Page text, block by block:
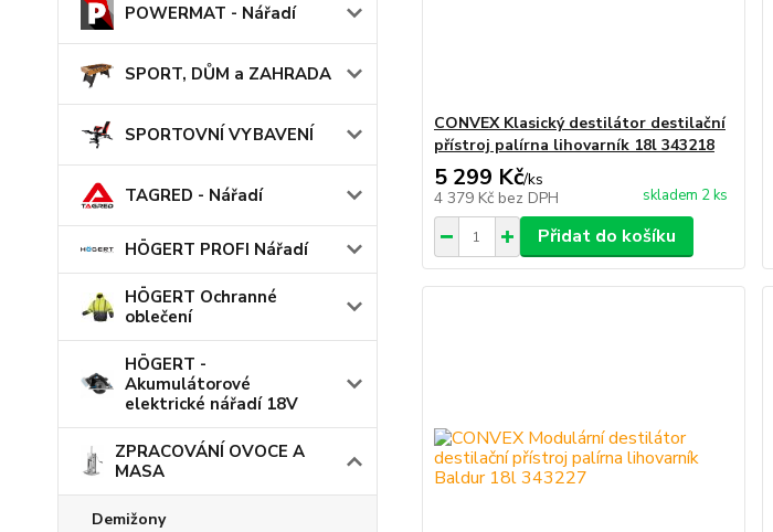
POWERMAT - Nářadí
SPORT, DŮM a ZAHRADA
SPORTOVNÍ VYBAVENÍ
TAGRED - Nářadí
HÖGERT PROFI Nářadí
HÖGERT Ochranné
oblečení
HÖGERT -
Akumulátorové
elektrické nářadí 18V
ZPRACOVÁNÍ OVOCE A
MASA
Demižony
CONVEX Klasický destilátor destilační
přístroj palírna lihovarník 18l 343218
5 299 Kč/ks
4 379 Kč bez DPH skladem 2 ks
Přidat do košíku